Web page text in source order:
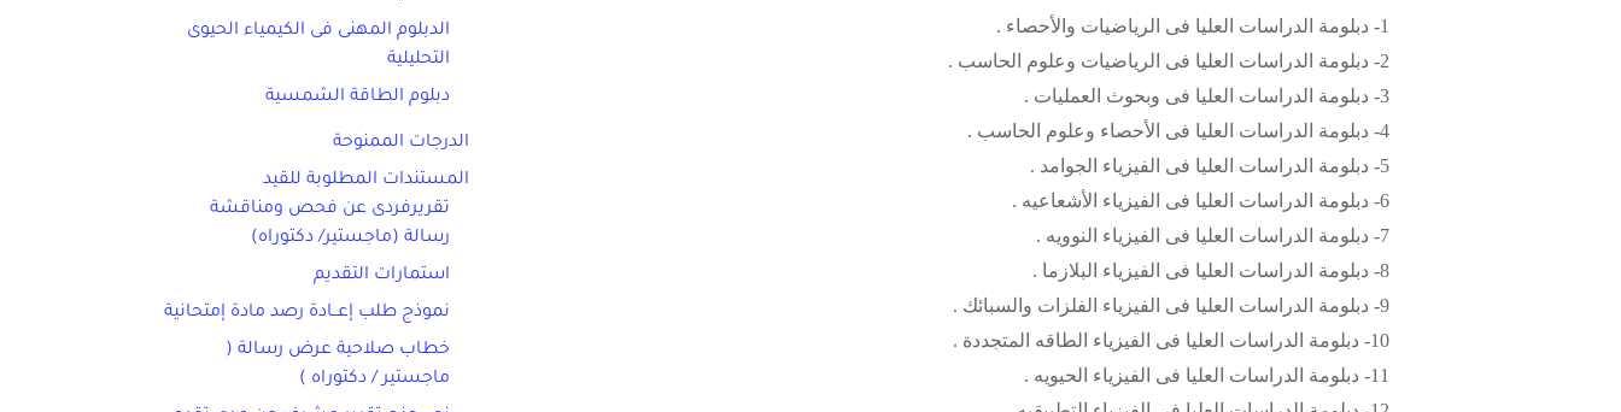
1- دبلومة الدراسات العليا فى الرياضيات والأحصاء .
2- دبلومة الدراسات العليا فى الرياضيات وعلوم الحاسب .
3- دبلومة الدراسات العليا فى وبحوث العمليات .
4- دبلومة الدراسات العليا فى الأحصاء وعلوم الحاسب .
5- دبلومة الدراسات العليا فى الفيزياء الجوامد .
6- دبلومة الدراسات العليا فى الفيزياء الأشعاعيه .
7- دبلومة الدراسات العليا فى الفيزياء النوويه .
8- دبلومة الدراسات العليا فى الفيزياء البلازما .
9- دبلومة الدراسات العليا فى الفيزياء الفلزات والسبائك .
10- دبلومة الدراسات العليا فى الفيزياء الطاقه المتجددة .
11- دبلومة الدراسات العليا فى الفيزياء الحيويه .
الدبلوم المهنى فى الكيمياء الحيوى
التحليلية
دبلوم الطاقة الشمسية
الدرجات الممنوحة
المستندات المطلوبة للقيد
تقريرفردى عن فحص ومناقشة
رسالة (ماجستير/ دكتوراه)
استمارات التقديم
نموذج طلب إعــادة رصد مادة إمتحانية
خطاب صلاحية عرض رسالة (
ماجستير / دكتوراه )